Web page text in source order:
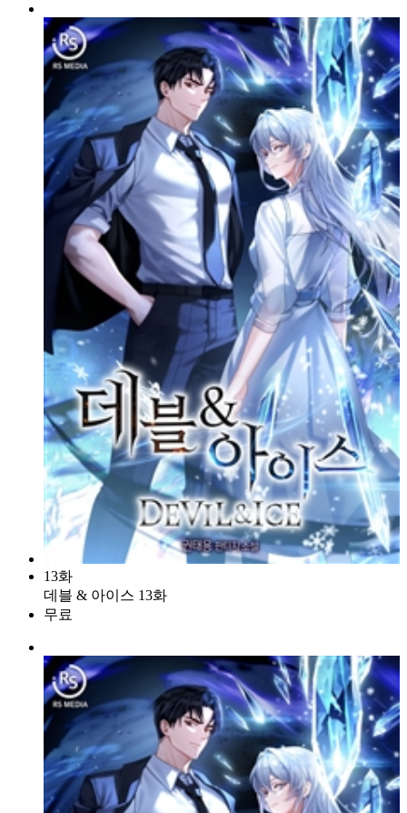
13화
데블 & 아이스 13화
무료